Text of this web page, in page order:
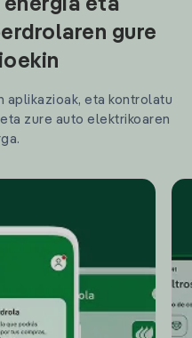
energia eta
gure
aplikazioak, eta kontrolatu
zure auto elektrikoaren